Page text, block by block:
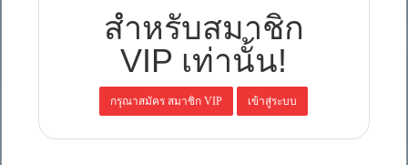
สำหรับสมาชิก
VIP เท่านั้น!